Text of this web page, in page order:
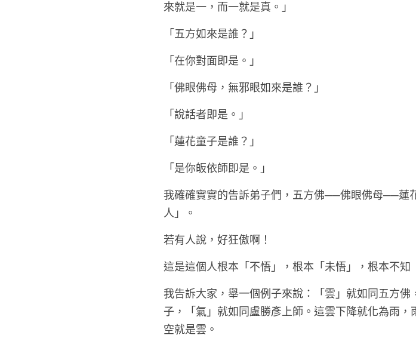
來就是一，而一就是真。」
「五方如來是誰？」
「在你對面即是。」
「佛眼佛母，無邪眼如來是誰？」
「說話者即是。」
「蓮花童子是誰？」
「是你皈依師即是。」
我確確實實的告訴弟子們，五方佛──佛眼佛母──蓮
人」。
若有人說，好狂傲啊！
這是這個人根本「不悟」，根本「未悟」，根本不知
我告訴大家，舉一個例子來說：「雲」就如同五方
子，「氣」就如同盧勝彥上師。這雲下降就化為雨
空就是雲。